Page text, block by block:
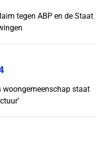
tegen ABP en de Staat
woongemeenschap staat